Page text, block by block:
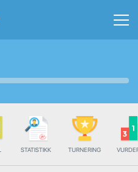
STATISTIKK TURNERING